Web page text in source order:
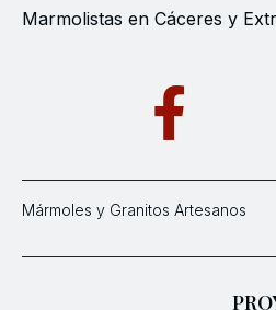
Marmolistas en Cáceres y
Mármoles y Granitos Artesanos